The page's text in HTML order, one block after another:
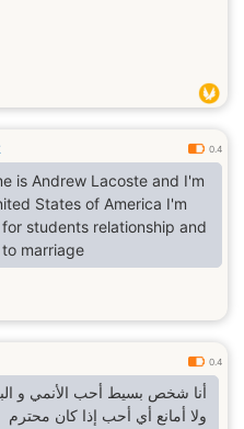
0.4
is Andrew Lacoste and I'm
States of America I'm
students relationship and
marriage
0.4
أنا شخص بسيط أحب الأنمي و
ولا أمانع أي أحب إذا كان محترم